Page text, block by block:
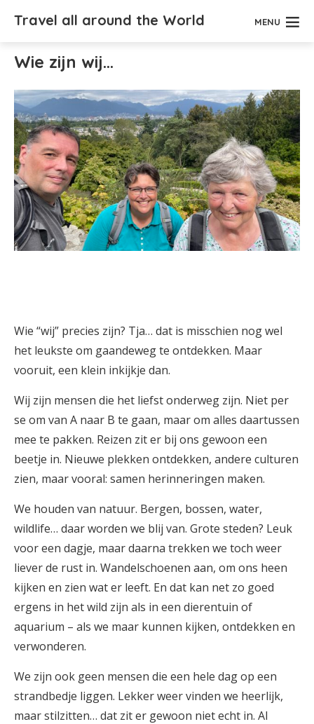
Travel all around the World MENU
Wie zijn wij…
Wie “wij” precies zijn? Tja… dat is misschien nog wel
het leukste om gaandeweg te ontdekken. Maar
vooruit, een klein inkijkje dan.
Wij zijn mensen die het liefst onderweg zijn. Niet per
se om van A naar B te gaan, maar om alles daartussen
mee te pakken. Reizen zit er bij ons gewoon een
beetje in. Nieuwe plekken ontdekken, andere culturen
zien, maar vooral: samen herinneringen maken.
We houden van natuur. Bergen, bossen, water,
wildlife… daar worden we blij van. Grote steden? Leuk
voor een dagje, maar daarna trekken we toch weer
liever de rust in. Wandelschoenen aan, om ons heen
kijken en zien wat er leeft. En dat kan net zo goed
ergens in het wild zijn als in een dierentuin of
aquarium – als we maar kunnen kijken, ontdekken en
verwonderen.
We zijn ook geen mensen die een hele dag op een
strandbedje liggen. Lekker weer vinden we heerlijk,
maar stilzitten… dat zit er gewoon niet echt in. Al